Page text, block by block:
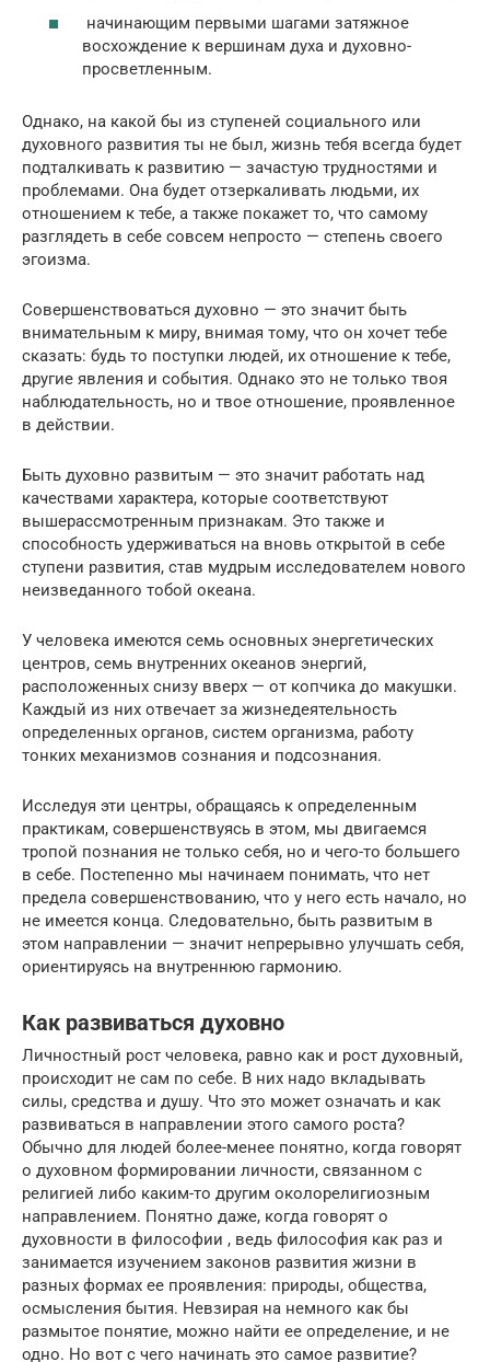
начинающим первыми шагами затяжное
восхождение к вершинам духа и духовно-
просветленным.
Однако, на какой бы из ступеней социального или
духовного развития ты не был, жизнь тебя всегда будет
подталкивать к развитию — зачастую трудностями и
проблемами. Она будет отзеркаливать людьми, их
отношением к тебе, а также покажет то, что самому
разглядеть в себе совсем непросто — степень своего
эгоизма.
Совершенствоваться духовно — это значит быть
внимательным к миру, внимая тому, что он хочет тебе
сказать: будь то поступки людей, их отношение к тебе,
другие явления и события. Однако это не только твоя
наблюдательность, но и твое отношение, проявленное
в действии.
Быть духовно развитым — это значит работать над
качествами характера, которые соответствуют
вышерассмотренным признакам. Это также и
способность удерживаться на вновь открытой в себе
ступени развития, став мудрым исследователем нового
неизведанного тобой океана.
У человека имеются семь основных энергетических
центров, семь внутренних океанов энергий,
расположенных снизу вверх — от копчика до макушки.
Каждый из них отвечает за жизнедеятельность
определенных органов, систем организма, работу
тонких механизмов сознания и подсознания.
Исследуя эти центры, обращаясь к определенным
практикам, совершенствуясь в этом, мы двигаемся
тропой познания не только себя, но и чего-то большего
в себе. Постепенно мы начинаем понимать, что нет
предела совершенствованию, что у него есть начало, но
не имеется конца. Следовательно, быть развитым в
этом направлении — значит непрерывно улучшать себя,
ориентируясь на внутреннюю гармонию.
Как развиваться духовно
Личностный рост человека, равно как и рост духовный,
происходит не сам по себе. В них надо вкладывать
силы, средства и душу. Что это может означать и как
развиваться в направлении этого самого роста?
Обычно для людей более-менее понятно, когда говорят
о духовном формировании личности, связанном с
религией либо каким-то другим околорелигиозным
направлением. Понятно даже, когда говорят о
духовности в философии , ведь философия как раз и
занимается изучением законов развития жизни в
разных формах ее проявления: природы, общества,
осмысления бытия. Невзирая на немного как бы
размытое понятие, можно найти ее определение, и не
одно. Но вот с чего начинать это самое развитие?